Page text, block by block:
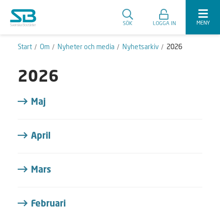
SÖK LOGGA IN MENY
Start Om Nyheter och media Nyhetsarkiv 2026
2026
Maj
April
Mars
Februari